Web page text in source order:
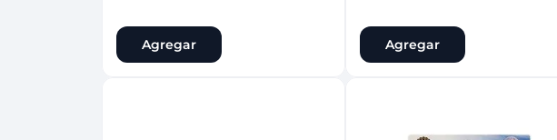
Agregar Agregar